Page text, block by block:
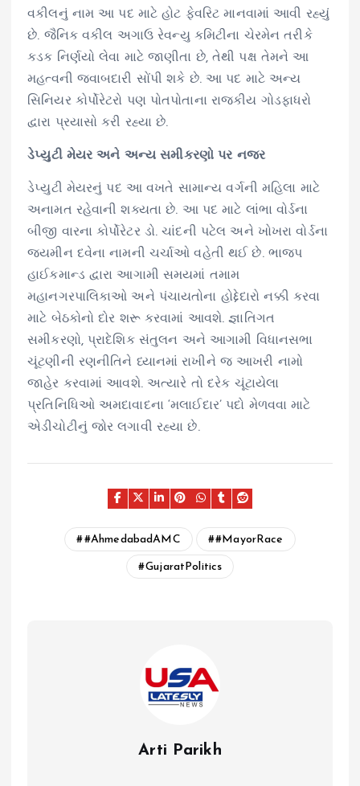
વકીલનું નામ આ પદ માટે હોટ ફેવરિટ માનવામાં આવી રહ્યું
છે. જૈનિક વકીલ અગાઉ રેવન્યુ કમિટીના ચેરમેન તરીકે
કડક નિર્ણયો લેવા માટે જાણીતા છે, તેથી પક્ષ તેમને આ
મહત્વની જવાબદારી સોંપી શકે છે. આ પદ માટે અન્ય
સિનિયર કોર્પોરેટરો પણ પોતપોતાના રાજકીય ગોડફાધરો
દ્વારા પ્રયાસો કરી રહ્યા છે.
ડેપ્યુટી મેયર અને અન્ય સમીકરણો પર નજર
ડેપ્યુટી મેયરનું પદ આ વખતે સામાન્ય વર્ગની મહિલા માટે
અનામત રહેવાની શક્યતા છે. આ પદ માટે લાંભા વોર્ડના
બીજી વારના કોર્પોરેટર ડો. ચાંદની પટેલ અને ખોખરા વોર્ડના
જયમીન દવેના નામની ચર્ચાઓ વહેતી થઈ છે. ભાજપ
હાઈકમાન્ડ દ્વારા આગામી સમયમાં તમામ
મહાનગરપાલિકાઓ અને પંચાયતોના હોદ્દેદારો નક્કી કરવા
માટે બેઠકોનો દોર શરૂ કરવામાં આવશે. જ્ઞાતિગત
સમીકરણો, પ્રાદેશિક સંતુલન અને આગામી વિધાનસભા
ચૂંટણીની રણનીતિને ધ્યાનમાં રાખીને જ આખરી નામો
જાહેર કરવામાં આવશે. અત્યારે તો દરેક ચૂંટાયેલા
પ્રતિનિધિઓ અમદાવાદના ‘મલાઈદાર’ પદો મેળવવા માટે
એડીચોટીનું જોર લગાવી રહ્યા છે.
#AhmedabadAMC #MayorRace
GujaratPolitics
Arti Parikh